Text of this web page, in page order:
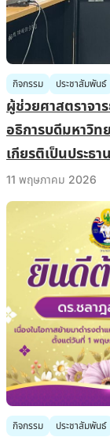
กิจกรรม ประชาสัมพันธ์
ผู้ช่วยศาสตราจ
อธิการบดีมหาวิท
เกียรติเป็นประธ
ในโอกาสเข้าติดต
นันทนาการเติม
11 พฤษภาคม 2026
กิจกรรม ประชาสัมพันธ์